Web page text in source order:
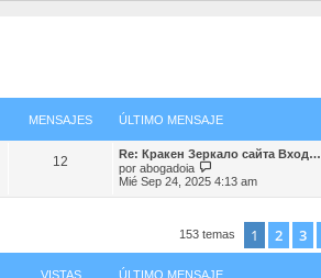
MENSAJES ÚLTIMO MENSAJE
12
Re: Кракен Зеркало сайта Вход…
por abogadoia
e
t
o
Mié Sep 24, 2025 4:13 am
153 temas 1 2 3
VISTAS ÚLTIMO MENSAJE